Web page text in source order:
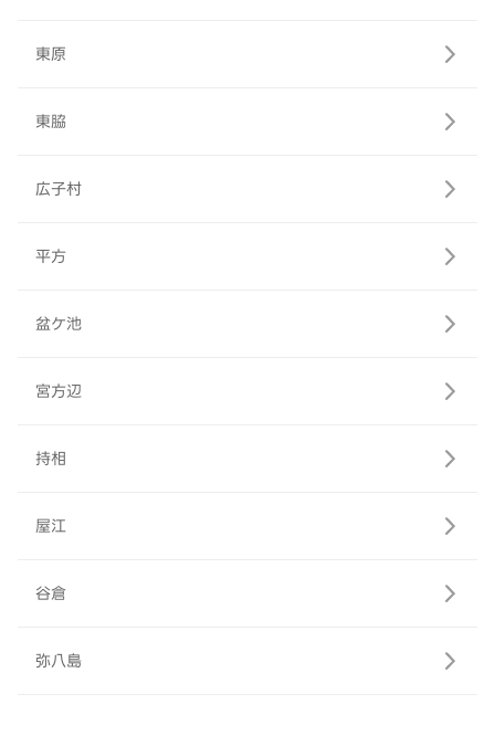
東原
東脇
広子村
平方
盆ケ池
宮方辺
持相
屋江
谷倉
弥八島